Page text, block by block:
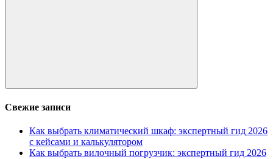
Поиск
Свежие записи
Как выбрать климатический шкаф: экспертный гид 2026
с кейсами и калькулятором
Как выбрать вилочный погрузчик: экспертный гид 2026